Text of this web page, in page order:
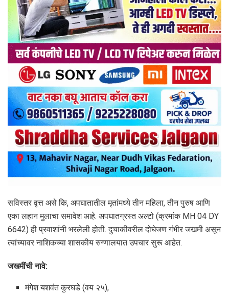
सविस्तर वृत्त असे कि, अपघातातील मृतांमध्ये तीन महिला, तीन पुरुष आणि
एका लहान मुलाचा समावेश आहे. अपघातग्रस्त अल्टो (क्रमांक MH 04 DY
6642) ही प्रवाशांनी भरलेली होती. दुचाकीवरील दोघेजण गंभीर जखमी असून
त्यांच्यावर नाशिकच्या शासकीय रुग्णालयात उपचार सुरू आहेत.
जखमींची नावे:
मंगेश यशवंत कुरघडे (वय २५),